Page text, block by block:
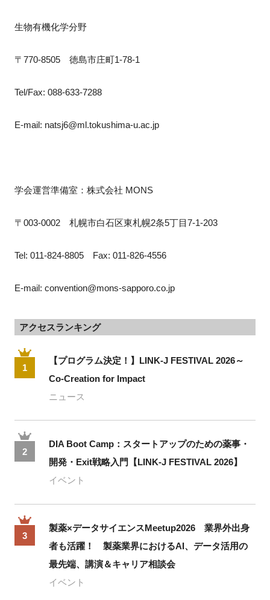
生物有機化学分野
〒770-8505　徳島市庄町1-78-1
Tel/Fax: 088-633-7288
E-mail: natsj6@ml.tokushima-u.ac.jp
学会運営準備室：株式会社 MONS
〒003-0002　札幌市白石区東札幌2条5丁目7-1-203
Tel: 011-824-8805　Fax: 011-826-4556
E-mail: convention@mons-sapporo.co.jp
アクセスランキング
1
【プログラム決定！】LINK-J FESTIVAL 2026～
Co-Creation for Impact
ニュース
2
DIA Boot Camp：スタートアップのための薬事・
開発・Exit戦略入門【LINK-J FESTIVAL 2026】
イベント
3
製薬×データサイエンスMeetup2026 業界外出身
者も活躍！ 製薬業界におけるAI、データ活用の
最先端、講演＆キャリア相談会
イベント